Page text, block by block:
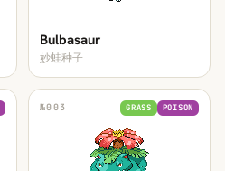
Bulbasaur
妙蛙种子
№003 GRASS POISON